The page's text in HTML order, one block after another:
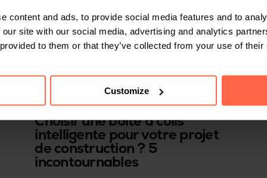
content and ads, to provide social media features and to
site with our social media, advertising and analytics
to them or that they’ve collected from your use of
Customize
RESIDENTIEL
Choisir une boîte à colis
intelligente pour votre projet
de construction ? 5
incontournables